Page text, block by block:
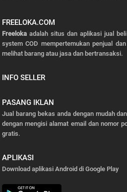
FREELOKA.COM
Freelokaadalah situs dan aplikasi jual
system COD mempertemukan penjual
melihat barang atau jasa dan bertransaksi.
INFO SELLER
PASANG IKLAN
Jual barang bekas anda dengan mudah
dengan mengisi alamat email dan nomor
gratis.
APLIKASI
Download aplikasi Android di Google Play